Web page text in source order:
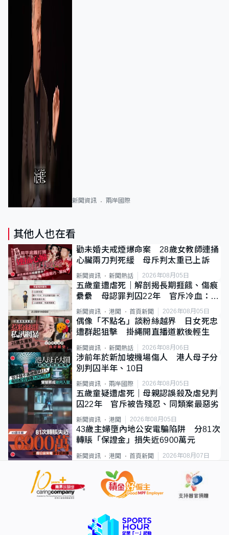
新聞資訊 兩岸國際
其他人也在看
勸未婚夫戒煙爆命案 28歲女教師連捅
心臟兩刀判死緩 母斥判太重已上訴
新聞資訊 新聞熱話 2026年08月05日
五歲童遭虐死｜解剖揭長期捱餓、傷痕
纍纍 母認罪判囚22年 官斥冷血：同
類案最惡劣
新聞資訊 港聞 首頁新聞 2026年08月05日
偶像「不點名」談粉絲越界 日女死忠
遭群起狙擊 掛繩開直播道歉後輕生
新聞資訊 新聞熱話 2026年08月06日
涉前年於新加坡機場傷人 港人母子分
別判囚半年、10日
新聞資訊 兩岸國際 2026年08月05日
五歲童疑遭虐死｜母親認誤殺及虐兒判
囚22年 官斥被告殘忍、同類案最惡劣
新聞資訊 港聞 2026年08月05日
43歲主婦墮內地公安電騙陷阱 分81次
轉賬「保證金」損失近6900萬元
新聞資訊 港聞 首頁新聞 2026年08月07日